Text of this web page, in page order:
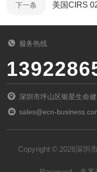
下一条 美国CIRS
服务热线
深圳市坪山区银星生命
sales@ecn-
Copyright © 2026深圳